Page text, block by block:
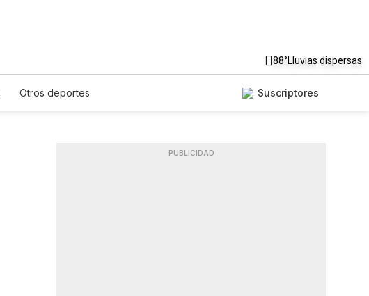
88°Lluvias dispersas
Otros deportes Suscriptores
PUBLICIDAD